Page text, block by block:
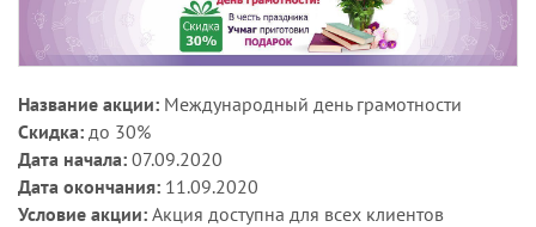
Название акции: Международный день грамотности
Скидка: до 30%
Дата начала: 07.09.2020
Дата окончания: 11.09.2020
Условие акции: Акция доступна для всех клиентов